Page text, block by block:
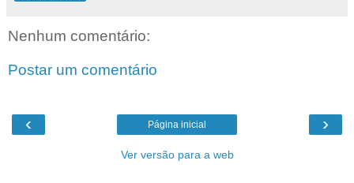
Nenhum comentário:
Postar um comentário
‹ ›
Página inicial
Ver versão para a web